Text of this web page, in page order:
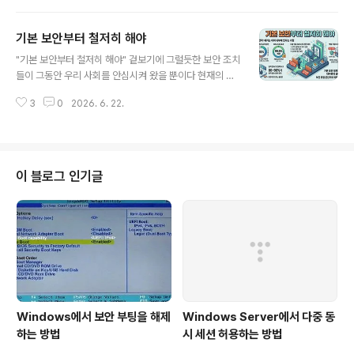
아서가 아니라, 솔루션의 설계 철학과 구동 방식 자체가 해
커들이 공격할 '틈'을 주지 않는 구조이기 때문이다. 그 핵
심 이유는 크게 4가지로 요약할 수 있다. 1. 단일 장애점(S
집중형 인증 시스템은 인증을 처리하는 '인증 서버'가 따로
기본 보안부터 철저히 해야
"기본 보안부터 철저히 해야" 겉보기에 그럴듯한 보안 조치
들이 그동안 우리 사회를 안심시켜 왔을 뿐이다 현재의 보
공격의 85%가 "패치, 2차 인증(추가 인증), 최소 권한 원
아주는 것은 보안이 아니라 시한폭탄을 안고 가는 것이다.
기능의 모듈화 및 분리하여 각각 전문화된 독립된 솔루션
으로 구성하고 상호 연동해야 한다. 관리 규정 미비로 인하
여 관리의 사각 지대에 놓여 있는 네트워크, 저장 장치 등의
보안 강화를 위하여 2차 인증(추가 인증)과 최소 권한 원칙
은 선택이 아닌..
3 0 2026. 6. 22.
이 블로그 인기글
Windows에서 보안 부팅을 해제
하는 방법
Windows Server에서 다중 동
시 세션 허용하는 방법